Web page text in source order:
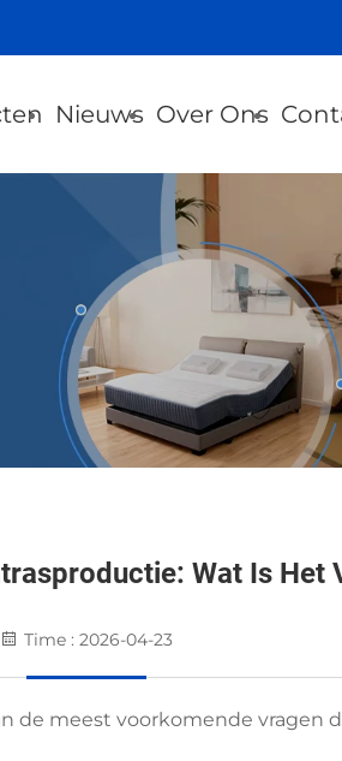
Nieuws Over Ons
Wat Is Het
Time : 2026-04-23
de meest voorkomende vragen